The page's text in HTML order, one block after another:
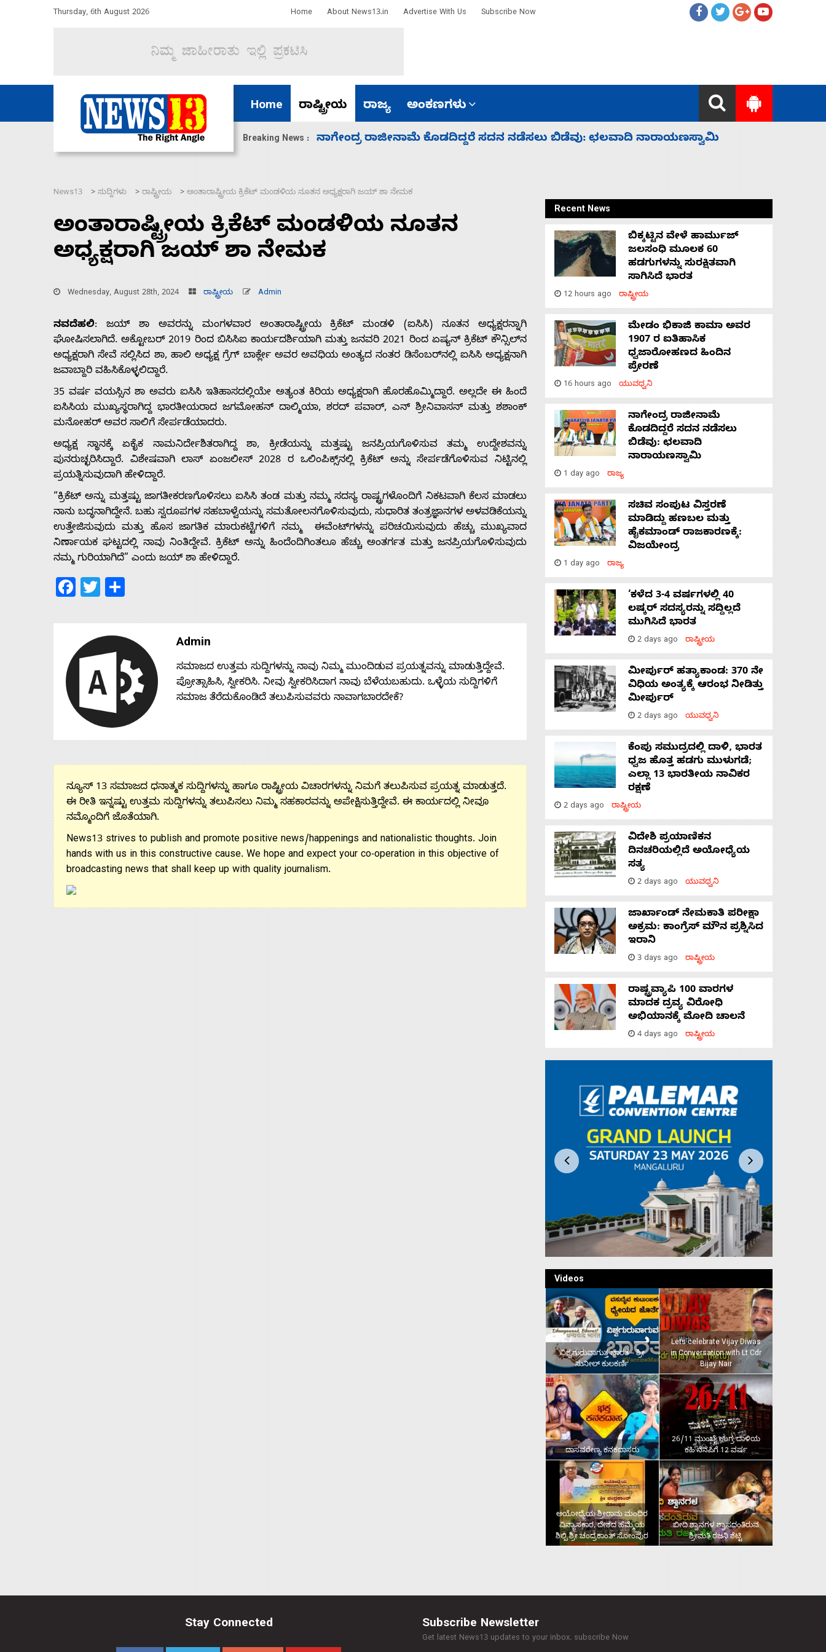
Thursday, 6th August 2026 Home About News13.in Advertise With Us Subscribe Now
Home ರಾಷ್ಟ್ರೀಯ ರಾಜ್ಯ ಅಂಕಣಗಳು
Breaking News :
ಸದನ ನಡೆಸಲು ಬಿಡೆವು: ಛಲವಾದಿ ನಾರಾಯಣಸ್ವಾಮಿ ಸಚಿವ ಸಂಪುಟ ವಿಸ್ತರಣೆ ಮಾಡಿದ್ದು ಹಣಬಲ ಮತ್ತು ಹೈಕಮಾಂಡ್ ರಾಜಕಾರಣಕ್ಕೆ: ವಿಜಯೇಂದ್ರ
Home
About
Contact
News13 > ಸುದ್ದಿಗಳು > ರಾಷ್ಟ್ರೀಯ > ಅಂತಾರಾಷ್ಟ್ರೀಯ ಕ್ರಿಕೆಟ್ ಮಂಡಳಿಯ ನೂತನ ಅಧ್ಯಕ್ಷರಾಗಿ ಜಯ್‌ ಶಾ ನೇಮಕ
ಅಂತಾರಾಷ್ಟ್ರೀಯ ಕ್ರಿಕೆಟ್ ಮಂಡಳಿಯ ನೂತನ
ಅಧ್ಯಕ್ಷರಾಗಿ ಜಯ್‌ ಶಾ ನೇಮಕ
Wednesday, August 28th, 2024 ರಾಷ್ಟ್ರೀಯ Admin
ನವದೆಹಲಿ: ಜಯ್ ಶಾ ಅವರನ್ನು ಮಂಗಳವಾರ ಅಂತಾರಾಷ್ಟ್ರೀಯ ಕ್ರಿಕೆಟ್ ಮಂಡಳಿ (ಐಸಿಸಿ) ನೂತನ ಅಧ್ಯಕ್ಷರನ್ನಾಗಿ
ಘೋಷಿಸಲಾಗಿದೆ. ಅಕ್ಟೋಬರ್ 2019 ರಿಂದ ಬಿಸಿಸಿಐ ಕಾರ್ಯದರ್ಶಿಯಾಗಿ ಮತ್ತು ಜನವರಿ 2021 ರಿಂದ ಏಷ್ಯನ್ ಕ್ರಿಕೆಟ್ ಕೌನ್ಸಿಲ್‌ನ
ಅಧ್ಯಕ್ಷರಾಗಿ ಸೇವೆ ಸಲ್ಲಿಸಿದ ಶಾ, ಹಾಲಿ ಅಧ್ಯಕ್ಷ ಗ್ರೆಗ್ ಬಾರ್ಕ್ಲೇ ಅವರ ಅವಧಿಯ ಅಂತ್ಯದ ನಂತರ ಡಿಸೆಂಬರ್‌ನಲ್ಲಿ ಐಸಿಸಿ ಅಧ್ಯಕ್ಷನಾಗಿ
ಜವಾಬ್ದಾರಿ ವಹಿಸಿಕೊಳ್ಳಲಿದ್ದಾರೆ.
35 ವರ್ಷ ವಯಸ್ಸಿನ ಶಾ ಅವರು ಐಸಿಸಿ ಇತಿಹಾಸದಲ್ಲಿಯೇ ಅತ್ಯಂತ ಕಿರಿಯ ಅಧ್ಯಕ್ಷರಾಗಿ ಹೊರಹೊಮ್ಮಿದ್ದಾರೆ. ಅಲ್ಲದೇ ಈ ಹಿಂದೆ
ಐಸಿಸಿಯ ಮುಖ್ಯಸ್ಥರಾಗಿದ್ದ ಭಾರತೀಯರಾದ ಜಗಮೋಹನ್ ದಾಲ್ಮಿಯಾ, ಶರದ್ ಪವಾರ್, ಎನ್ ಶ್ರೀನಿವಾಸನ್ ಮತ್ತು ಶಶಾಂಕ್
ಮನೋಹರ್ ಅವರ ಸಾಲಿಗೆ ಸೇರ್ಪಡೆಯಾದರು.
ಅಧ್ಯಕ್ಷ ಸ್ಥಾನಕ್ಕೆ ಏಕೈಕ ನಾಮನಿರ್ದೇಶಿತರಾಗಿದ್ದ ಶಾ, ಕ್ರೀಡೆಯನ್ನು ಮತ್ತಷ್ಟು ಜನಪ್ರಿಯಗೊಳಿಸುವ ತಮ್ಮ ಉದ್ದೇಶವನ್ನು
ಪುನರುಚ್ಛರಿಸಿದ್ದಾರೆ. ವಿಶೇಷವಾಗಿ ಲಾಸ್ ಏಂಜಲೀಸ್ 2028 ರ ಒಲಿಂಪಿಕ್ಸ್‌ನಲ್ಲಿ ಕ್ರಿಕೆಟ್‌ ಅನ್ನು ಸೇರ್ಪಡೆಗೊಳಿಸುವ ನಿಟ್ಟಿನಲ್ಲಿ
ಪ್ರಯತ್ನಿಸುವುದಾಗಿ ಹೇಳಿದ್ದಾರೆ.
“ಕ್ರಿಕೆಟ್ ಅನ್ನು ಮತ್ತಷ್ಟು ಜಾಗತೀಕರಣಗೊಳಿಸಲು ಐಸಿಸಿ ತಂಡ ಮತ್ತು ನಮ್ಮ ಸದಸ್ಯ ರಾಷ್ಟ್ರಗಳೊಂದಿಗೆ ನಿಕಟವಾಗಿ ಕೆಲಸ ಮಾಡಲು
ನಾನು ಬದ್ಧನಾಗಿದ್ದೇನೆ. ಬಹು ಸ್ವರೂಪಗಳ ಸಹಬಾಳ್ವೆಯನ್ನು ಸಮತೋಲನಗೊಳಿಸುವುದು, ಸುಧಾರಿತ ತಂತ್ರಜ್ಞಾನಗಳ ಅಳವಡಿಕೆಯನ್ನು
ಉತ್ತೇಜಿಸುವುದು ಮತ್ತು ಹೊಸ ಜಾಗತಿಕ ಮಾರುಕಟ್ಟೆಗಳಿಗೆ ನಮ್ಮ ಈವೆಂಟ್‌ಗಳನ್ನು ಪರಿಚಯಿಸುವುದು ಹೆಚ್ಚು ಮುಖ್ಯವಾದ
ನಿರ್ಣಾಯಕ ಘಟ್ಟದಲ್ಲಿ ನಾವು ನಿಂತಿದ್ದೇವೆ. ಕ್ರಿಕೆಟ್ ಅನ್ನು ಹಿಂದೆಂದಿಗಿಂತಲೂ ಹೆಚ್ಚು ಅಂತರ್ಗತ ಮತ್ತು ಜನಪ್ರಿಯಗೊಳಿಸುವುದು
ನಮ್ಮ ಗುರಿಯಾಗಿದೆ” ಎಂದು ಜಯ್‌ ಶಾ ಹೇಳಿದ್ದಾರೆ.
Facebook
Twitter
Admin
ಸಮಾಜದ ಉತ್ತಮ ಸುದ್ದಿಗಳನ್ನು ನಾವು ನಿಮ್ಮ ಮುಂದಿಡುವ ಪ್ರಯತ್ನವನ್ನು ಮಾಡುತ್ತಿದ್ದೇವೆ.
ಪ್ರೋತ್ಸಾಹಿಸಿ, ಸ್ವೀಕರಿಸಿ. ನೀವು ಸ್ವೀಕರಿಸಿದಾಗ ನಾವು ಬೆಳೆಯಬಹುದು. ಒಳ್ಳೆಯ ಸುದ್ದಿಗಳಿಗೆ
ಸಮಾಜ ತೆರೆದುಕೊಂಡಿದೆ ತಲುಪಿಸುವವರು ನಾವಾಗಬಾರದೇಕೆ?
ನ್ಯೂಸ್ 13 ಸಮಾಜದ ಧನಾತ್ಮಕ ಸುದ್ದಿಗಳನ್ನು ಹಾಗೂ ರಾಷ್ಟ್ರೀಯ ವಿಚಾರಗಳನ್ನು ನಿಮಗೆ ತಲುಪಿಸುವ ಪ್ರಯತ್ನ ಮಾಡುತ್ತದೆ.
ಈ ರೀತಿ ಇನ್ನಷ್ಟು ಉತ್ತಮ ಸುದ್ದಿಗಳನ್ನು ತಲುಪಿಸಲು ನಿಮ್ಮ ಸಹಕಾರವನ್ನು ಅಪೇಕ್ಷಿಸುತ್ತಿದ್ದೇವೆ. ಈ ಕಾರ್ಯದಲ್ಲಿ ನೀವೂ
ನಮ್ಮೊಂದಿಗೆ ಜೊತೆಯಾಗಿ.
News13 strives to publish and promote positive news/happenings and nationalistic thoughts. Join
hands with us in this constructive cause. We hope and expect your co-operation in this objective of
broadcasting news that shall keep up with quality journalism.
Recent News
ಬಿಕ್ಕಟ್ಟಿನ ವೇಳೆ ಹಾರ್ಮುಜ್
ಜಲಸಂಧಿ ಮೂಲಕ 60
ಹಡಗುಗಳನ್ನು ಸುರಕ್ಷಿತವಾಗಿ
ಸಾಗಿಸಿದೆ ಭಾರತ
12 hours ago ರಾಷ್ಟ್ರೀಯ
ಮೇಡಂ ಭಿಕಾಜಿ ಕಾಮಾ ಅವರ
1907 ರ ಐತಿಹಾಸಿಕ
ಧ್ವಜಾರೋಹಣದ ಹಿಂದಿನ
ಪ್ರೇರಣೆ
16 hours ago ಯುವಧ್ವನಿ
ನಾಗೇಂದ್ರ ರಾಜೀನಾಮೆ
ಕೊಡದಿದ್ದರೆ ಸದನ ನಡೆಸಲು
ಬಿಡೆವು: ಛಲವಾದಿ
ನಾರಾಯಣಸ್ವಾಮಿ
1 day ago ರಾಜ್ಯ
ಸಚಿವ ಸಂಪುಟ ವಿಸ್ತರಣೆ
ಮಾಡಿದ್ದು ಹಣಬಲ ಮತ್ತು
ಹೈಕಮಾಂಡ್ ರಾಜಕಾರಣಕ್ಕೆ:
ವಿಜಯೇಂದ್ರ
1 day ago ರಾಜ್ಯ
‘ಕಳೆದ 3-4 ವರ್ಷಗಳಲ್ಲಿ 40
ಲಷ್ಕರ್ ಸದಸ್ಯರನ್ನು ಸದ್ದಿಲ್ಲದೆ
ಮುಗಿಸಿದೆ ಭಾರತ
2 days ago ರಾಷ್ಟ್ರೀಯ
ಮೀರ್ಪುರ್ ಹತ್ಯಾಕಾಂಡ: 370 ನೇ
ವಿಧಿಯ ಅಂತ್ಯಕ್ಕೆ ಆರಂಭ ನೀಡಿತ್ತು
ಮೀರ್ಪುರ್
2 days ago ಯುವಧ್ವನಿ
ಕೆಂಪು ಸಮುದ್ರದಲ್ಲಿ ದಾಳಿ, ಭಾರತ
ಧ್ವಜ ಹೊತ್ತ ಹಡಗು ಮುಳುಗಡೆ;
ಎಲ್ಲಾ 13 ಭಾರತೀಯ ನಾವಿಕರ
ರಕ್ಷಣೆ
2 days ago ರಾಷ್ಟ್ರೀಯ
ವಿದೇಶಿ ಪ್ರಯಾಣಿಕನ
ದಿನಚರಿಯಲ್ಲಿದೆ ಅಯೋಧ್ಯೆಯ
ಸತ್ಯ
2 days ago ಯುವಧ್ವನಿ
ಜಾರ್ಖಾಂಡ್‌ ನೇಮಕಾತಿ ಪರೀಕ್ಷಾ
ಅಕ್ರಮ: ಕಾಂಗ್ರೆಸ್‌ ಮೌನ ಪ್ರಶ್ನಿಸಿದ
ಇರಾನಿ
3 days ago ರಾಷ್ಟ್ರೀಯ
ರಾಷ್ಟ್ರವ್ಯಾಪಿ 100 ವಾರಗಳ
ಮಾದಕ ದ್ರವ್ಯ ವಿರೋಧಿ
ಅಭಿಯಾನಕ್ಕೆ ಮೋದಿ ಚಾಲನೆ
4 days ago ರಾಷ್ಟ್ರೀಯ
Videos
ವಿಶ್ವಗುರುವಾಗುತ್ತ ಭಾರತ – ಶ್ರೀ
ಸುನೀಲ್‌ ಕುಲಕರ್ಣಿ
Lets celebrate Vijay Diwas
in Conversation with Lt Cdr
Bijay Nair
ದಾಸವರೇಣ್ಯ ಕನಕದಾಸರು
26/11 ಮುಂಬೈ ಉಗ್ರ ದಾಳಿಯ
ಕಹಿ ನೆನಪಿಗೆ 12 ವರ್ಷ
ಅಯೋಧ್ಯೆಯ ಶ್ರೀರಾಮ ಮಂದಿರ
ವಿನ್ಯಾಸಕಾರ, ದೇಶದ ಹೆಮ್ಮೆಯ
ಶಿಲ್ಪಿ ಶ್ರೀ ಚಂದ್ರಕಾಂತ್‌ ಸೋಂಪುರ
ಬೀದಿ ಶ್ವಾನಗಳ ಶ್ವಾಸದಂತಿರುವ
ಶ್ರೀಮತಿ ರಜನಿ ಶೆಟ್ಟಿ
Stay Connected Subscribe Newsletter
Get latest News13 updates to your inbox. subscribe Now